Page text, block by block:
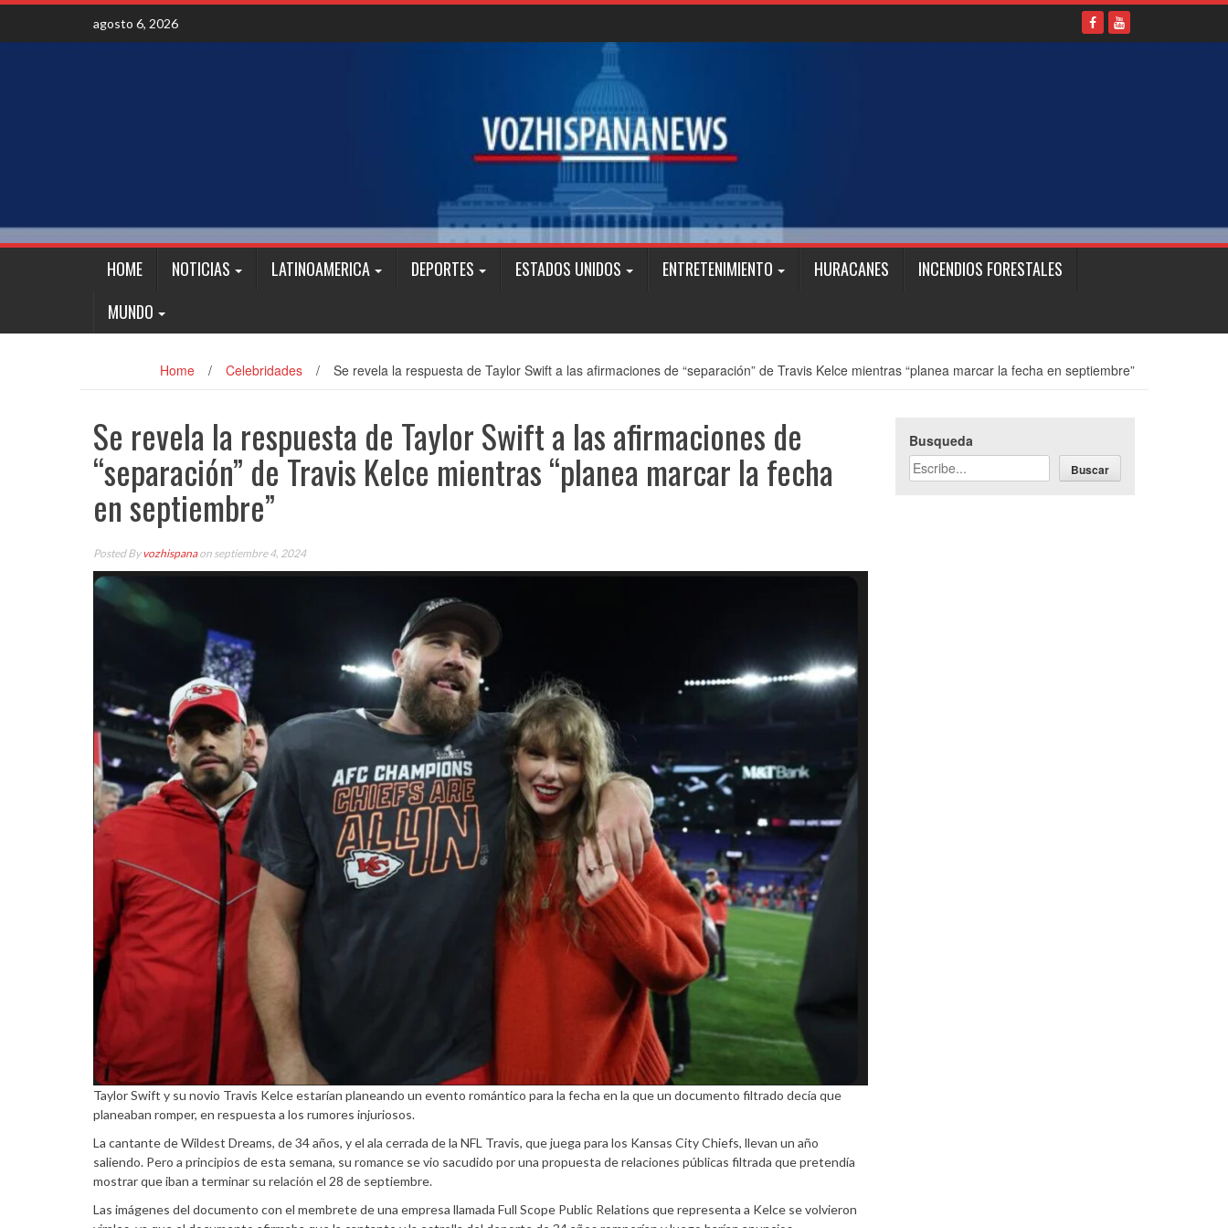
Skip
content
agosto 6, 2026
HOME NOTICIAS LATINOAMERICA DEPORTES ESTADOS UNIDOS ENTRETENIMIENTO HURACANES
INCENDIOS FORESTALES
MUNDO
Home / Celebridades / Se revela la respuesta de Taylor Swift a las afirmaciones de “separación” de Travis Kelce mientras “planea marcar la fecha en septiembre”
Se revela la respuesta de Taylor Swift a las afirmaciones de
“separación” de Travis Kelce mientras “planea marcar la fecha
en septiembre”
Posted Byvozhispanaon septiembre 4, 2024
Taylor Swift y su novio Travis Kelce estarían planeando un evento romántico para la fecha en la que un documento filtrado decía que
planeaban romper, en respuesta a los rumores injuriosos.
La cantante de Wildest Dreams, de 34 años, y el ala cerrada de la NFL Travis, que juega para los Kansas City Chiefs, llevan un año
saliendo. Pero a principios de esta semana, su romance se vio sacudido por una propuesta de relaciones públicas filtrada que pretendía
mostrar que iban a terminar su relación el 28 de septiembre.
Las imágenes del documento con el membrete de una empresa llamada Full Scope Public Relations que representa a Kelce se volvieron
Busqueda
Buscar